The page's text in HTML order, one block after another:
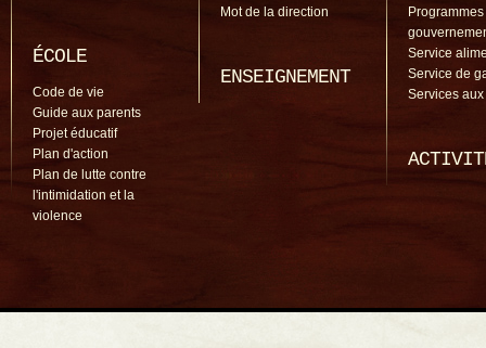
ÉCOLE
Code de vie
Guide aux parents
Projet éducatif
Plan d'action
Plan de lutte contre
l'intimidation et la
violence
Mot de la direction
ENSEIGNEMENT
Programmes
Service
Service de
Services